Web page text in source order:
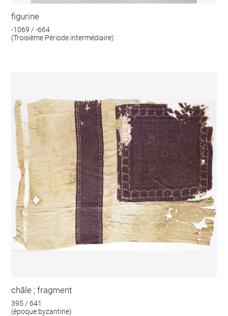
figurine
-1069 / -664
(Troisième Période intermédiaire)
châle ; fragment
395 / 641
(époque byzantine)